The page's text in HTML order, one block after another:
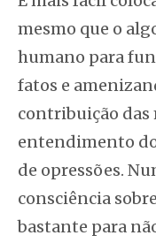
mesmo que o
humano para
fatos e
contribuição das
entendimento
de opressões.
consciência
bastante para